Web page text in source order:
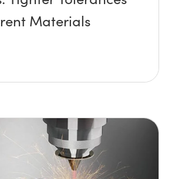
Materials